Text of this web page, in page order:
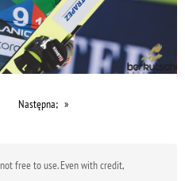
Następna;
free to use. Even with credit,